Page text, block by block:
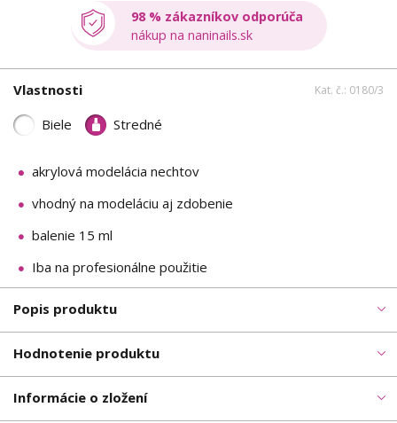
98 % zákazníkov odporúča
nákup na naninails.sk
Vlastnosti Kat. č.: 0180/3
Biele Stredné
akrylová modelácia nechtov
vhodný na modeláciu aj zdobenie
balenie 15 ml
Iba na profesionálne použitie
Popis produktu
Hodnotenie produktu
Informácie o zložení